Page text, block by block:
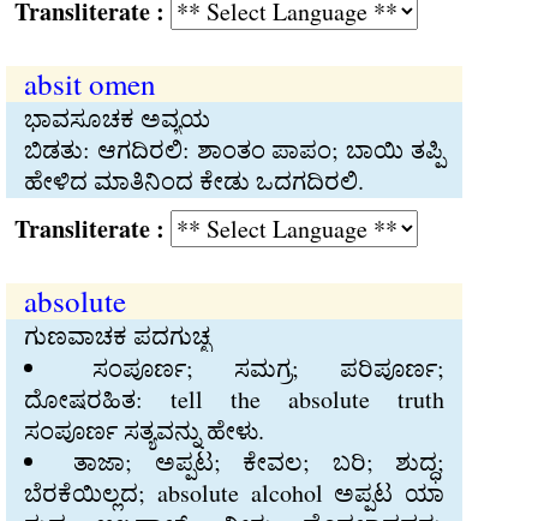
:
absit omen
ಭಾವಸೂಚಕ ಅವ್ಯಯ
ಬಿಡತು: ಆಗದಿರಲಿ: ಶಾಂತಂ ಪಾಪಂ; ಬಾಯಿ ತಪ್ಪಿ
ಹೇಳಿದ ಮಾತಿನಿಂದ ಕೇಡು ಒದಗದಿರಲಿ.
:
absolute
ಗುಣವಾಚಕ ಪದಗುಚ್ಛ
ಸಂಪೂರ್ಣ; ಸಮಗ್ರ; ಪರಿಪೂರ್ಣ;
ದೋಷರಹಿತ: tell the absolute truth
ಸಂಪೂರ್ಣ ಸತ್ಯವನ್ನು ಹೇಳು.
ತಾಜಾ; ಅಪ್ಪಟ; ಕೇವಲ; ಬರಿ; ಶುದ್ಧ;
ಬೆರಕೆಯಿಲ್ಲದ; absolute alcohol ಅಪ್ಪಟ ಯಾ